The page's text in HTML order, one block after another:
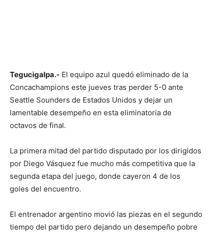
Tegucigalpa.- El equipo azul quedó eliminado de la
Concachampions este jueves tras perder 5-0 ante
Seattle Sounders de Estados Unidos y dejar un
lamentable desempeño en esta eliminatoria de
octavos de final.
La primera mitad del partido disputado por los dirigidos
por Diego Vásquez fue mucho más competitiva que la
segunda etapa del juego, donde cayeron 4 de los
goles del encuentro.
El entrenador argentino movió las piezas en el segundo
tiempo del partido pero dejando un desempeño pobre